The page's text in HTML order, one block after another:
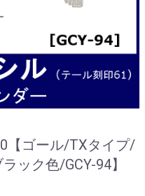
【ゴール/TXタイプ/
ック色/GCY-94】